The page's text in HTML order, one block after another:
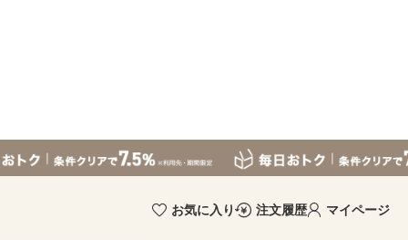
お気に入り 注文履歴 マイページ